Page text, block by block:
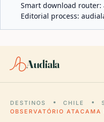
Smart download router:
Editorial process:
Audiala
DESTINOS CHILE
OBSERVATÓRIO